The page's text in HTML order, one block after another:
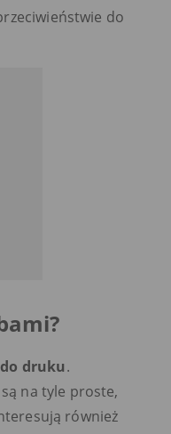
do
druku.
na tyle proste,
również